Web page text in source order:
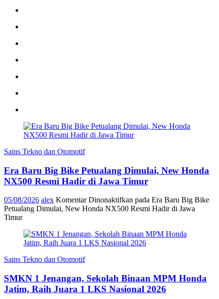
Sains Tekno dan Otomotif
Era Baru Big Bike Petualang Dimulai, New Honda
NX500 Resmi Hadir di Jawa Timur
05/08/2026 alex Komentar Dinonaktifkan pada Era Baru Big Bike
Petualang Dimulai, New Honda NX500 Resmi Hadir di Jawa
Timur
Sains Tekno dan Otomotif
SMKN 1 Jenangan, Sekolah Binaan MPM Honda
Jatim, Raih Juara 1 LKS Nasional 2026